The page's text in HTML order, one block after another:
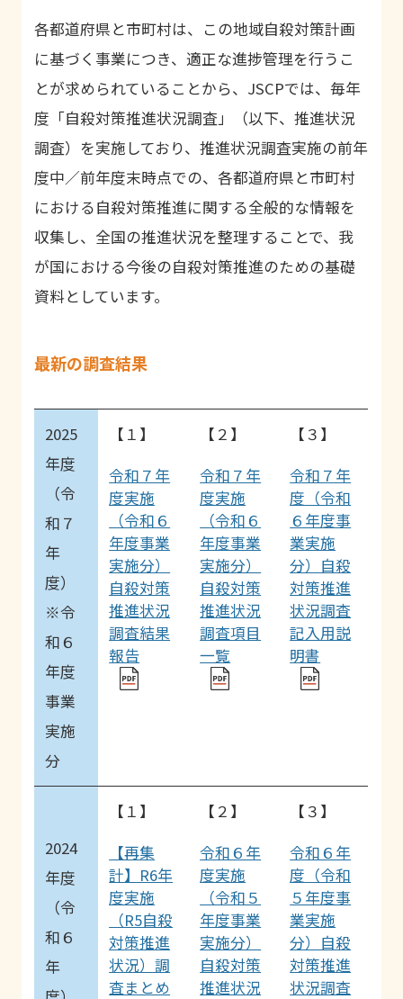
各都道府県と市町村は、この地域自殺対策計画
に基づく事業につき、適正な進捗管理を行うこ
とが求められていることから、JSCPでは、毎年
度「自殺対策推進状況調査」（以下、推進状況
調査）を実施しており、推進状況調査実施の前年
度中／前年度末時点での、各都道府県と市町村
における自殺対策推進に関する全般的な情報を
収集し、全国の推進状況を整理することで、我
が国における今後の自殺対策推進のための基礎
資料としています。
最新の調査結果
2025
年度
（令
和７
年
度）
※令
和６
年度
事業
実施
分
【１】
令和７年
度実施
（令和６
年度事業
実施分）
自殺対策
推進状況
調査結果
報告
【２】
令和７年
度実施
（令和６
年度事業
実施分）
自殺対策
推進状況
調査項目
一覧
【３】
令和７年
度（令和
６年度事
業実施
分）自殺
対策推進
状況調査
記入用説
明書
2024
年度
（令
和６
年
【１】
【再集
計】R6年
度実施
（R5自殺
対策推進
状況）調
査まとめ
【２】
令和６年
度実施
（令和５
年度事業
実施分）
自殺対策
推進状況
【３】
令和６年
度（令和
５年度事
業実施
分）自殺
対策推進
状況調査